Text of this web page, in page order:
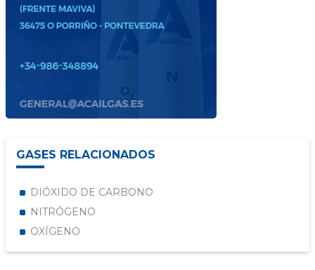
GASES RELACIONADOS
DIÓXIDO DE CARBONO
NITRÓGENO
OXÍGENO